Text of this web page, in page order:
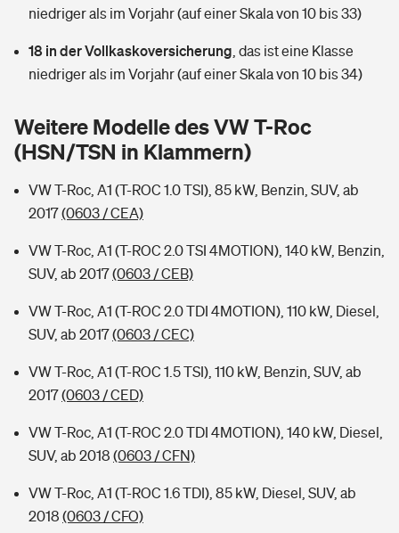
Hochwasser-Check: Wie gefährdet ist Ihr Haus?
Wer versichert was: Jetzt Versicherer finden
Sie haben Fragen?
Hundehalter-Haftpflicht
Private Cyberversicherung
Musikinstrumentenversicherung
Zur Übersicht
Tools
Kinderunfall-Check: Mehr Sicherheit für deine Kids
Sie haben Fragen?
Tools
Wer versichert was: Jetzt Versicherer finden
Sie haben Fragen?
Rentenrechner: Wie viel Geld bekomme ich im Alter?
niedriger als im Vorjahr (auf einer Skala von 10 bis 33)
18 in der Vollkaskoversicherung das ist eine Klasse
niedriger als im Vorjahr (auf einer Skala von 10 bis 34)
Weitere Modelle des VW T-Roc
(HSN/TSN in Klammern)
VW T-Roc, A1 (T-ROC 1.0 TSI), 85 kW, Benzin, SUV, ab
2017(0603 / CEA)
VW T-Roc, A1 (T-ROC 2.0 TSI 4MOTION), 140 kW, Benzin,
SUV, ab 2017(0603 / CEB)
VW T-Roc, A1 (T-ROC 2.0 TDI 4MOTION), 110 kW, Diesel,
SUV, ab 2017(0603 / CEC)
VW T-Roc, A1 (T-ROC 1.5 TSI), 110 kW, Benzin, SUV, ab
2017(0603 / CED)
VW T-Roc, A1 (T-ROC 2.0 TDI 4MOTION), 140 kW, Diesel,
SUV, ab 2018 (0603 / CFN)
VW T-Roc, A1 (T-ROC 1.6 TDI), 85 kW, Diesel, SUV, ab
2018 (0603 / CFO)